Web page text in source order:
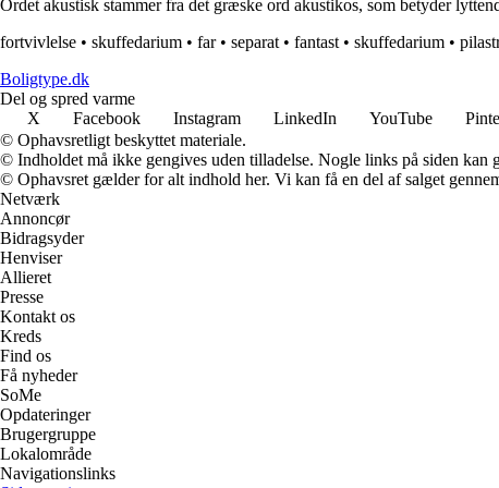
Ordet akustisk stammer fra det græske ord akustikos, som betyder
fortvivlelse • skuffedarium • far• separat • fantast • skuffedarium •
Boligtype.dk
Del og spred varme
X
Facebook Instagram LinkedIn YouTube
© Ophavsretligt beskyttet materiale.
© Indholdet må ikke gengives uden tilladelse. Nogle links på siden kan
© Ophavsret gælder for alt indhold her. Vi kan få en del af salget
Netværk
Annoncør
Bidragsyder
Henviser
Allieret
Presse
Kontakt os
Kreds
Find os
Få nyheder
SoMe
Opdateringer
Brugergruppe
Lokalområde
Navigationslinks